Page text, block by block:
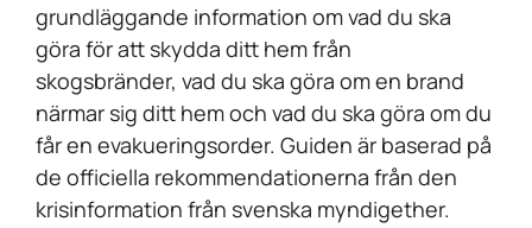
grundläggande information om vad du ska
göra för att skydda ditt hem från
skogsbränder, vad du ska göra om en brand
närmar sig ditt hem och vad du ska göra om du
får en evakueringsorder. Guiden är baserad på
de officiella rekommendationerna från den
krisinformation från svenska myndigether.